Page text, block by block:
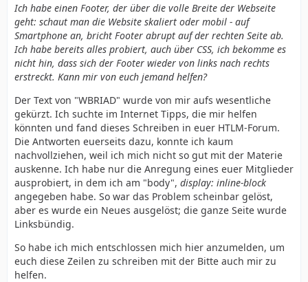
Ich habe einen Footer, der über die volle Breite der Webseite
geht: schaut man die Website skaliert oder mobil - auf
Smartphone an, bricht Footer abrupt auf der rechten Seite ab.
Ich habe bereits alles probiert, auch über CSS, ich bekomme es
nicht hin, dass sich der Footer wieder von links nach rechts
erstreckt. Kann mir von euch jemand helfen?
Der Text von "WBRIAD" wurde von mir aufs wesentliche
gekürzt. Ich suchte im Internet Tipps, die mir helfen
könnten und fand dieses Schreiben in euer HTLM-Forum.
Die Antworten euerseits dazu, konnte ich kaum
nachvollziehen, weil ich mich nicht so gut mit der Materie
auskenne. Ich habe nur die Anregung eines euer Mitglieder
ausprobiert, in dem ich am "body", display: inline-block
angegeben habe. So war das Problem scheinbar gelöst,
aber es wurde ein Neues ausgelöst; die ganze Seite wurde
Linksbündig.
So habe ich mich entschlossen mich hier anzumelden, um
euch diese Zeilen zu schreiben mit der Bitte auch mir zu
helfen.